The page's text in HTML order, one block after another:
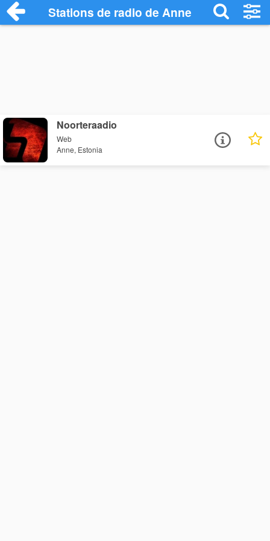
Stations de radio de Anne
Noorteraadio
Web
Anne, Estonia